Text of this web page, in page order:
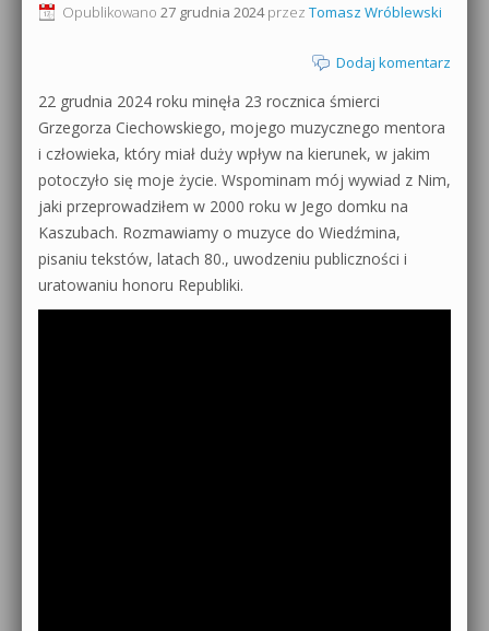
Opublikowano 27 grudnia 2024przez Tomasz Wróblewski
Dodaj komentarz
22 grudnia 2024 roku minęła 23 rocznica śmierci
Grzegorza Ciechowskiego, mojego muzycznego mentora
i człowieka, który miał duży wpływ na kierunek, w jakim
potoczyło się moje życie. Wspominam mój wywiad z Nim,
jaki przeprowadziłem w 2000 roku w Jego domku na
Kaszubach. Rozmawiamy o muzyce do Wiedźmina,
pisaniu tekstów, latach 80., uwodzeniu publiczności i
uratowaniu honoru Republiki.